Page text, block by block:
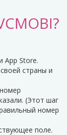
App Store.
страны и
(Этот шаг
номер
поле.